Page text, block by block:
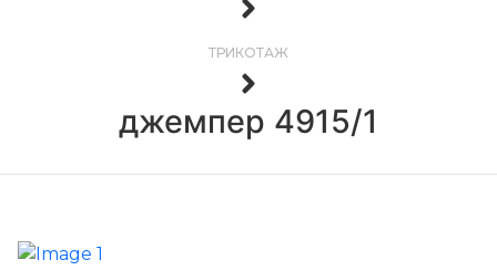
ТРИКОТАЖ
джемпер 4915/1